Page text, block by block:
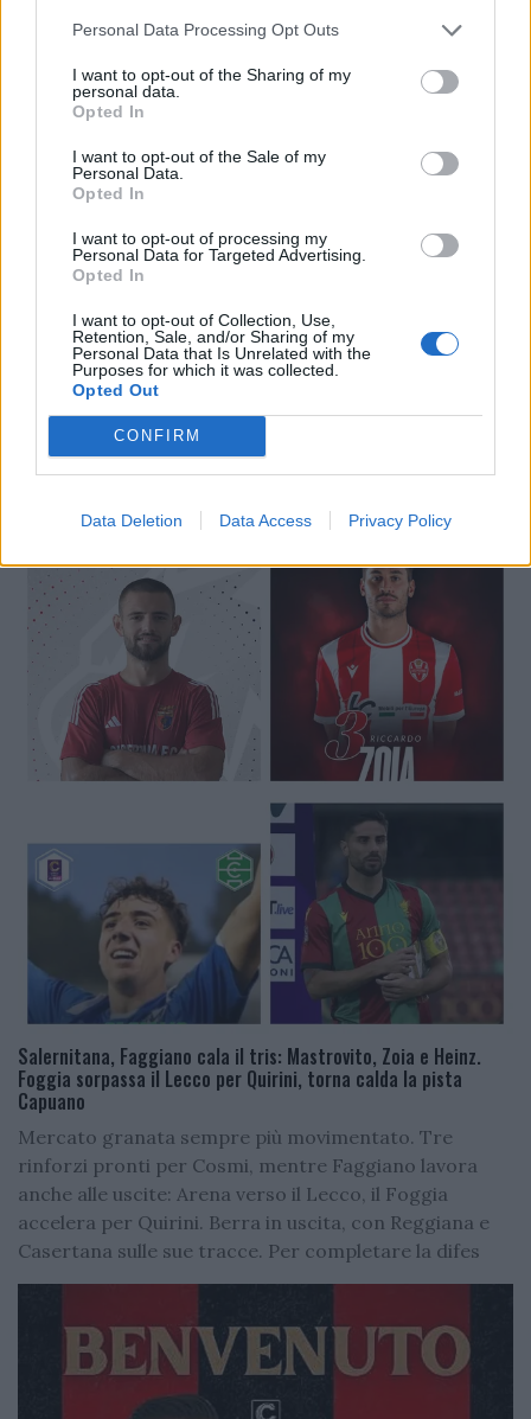
Personal Data Processing Opt Outs
I want to opt-out of the Sharing of my
personal data.
Opted In
I want to opt-out of the Sale of my
Personal Data.
Opted In
I want to opt-out of processing my
Personal Data for Targeted Advertising.
Opted In
I want to opt-out of Collection, Use,
Retention, Sale, and/or Sharing of my
Personal Data that Is Unrelated with the
Purposes for which it was collected.
Opted Out
CONFIRM
Data Deletion Data Access Privacy Policy
Salernitana, Faggiano cala il tris: Mastrovito, Zoia e Heinz.
Foggia sorpassa il Lecco per Quirini, torna calda la pista
Capuano
Mercato granata sempre più movimentato. Tre
rinforzi pronti per Cosmi, mentre Faggiano lavora
anche alle uscite: Arena verso il Lecco, il Foggia
accelera per Quirini. Berra in uscita, con Reggiana e
Casertana sulle sue tracce. Per completare la difes